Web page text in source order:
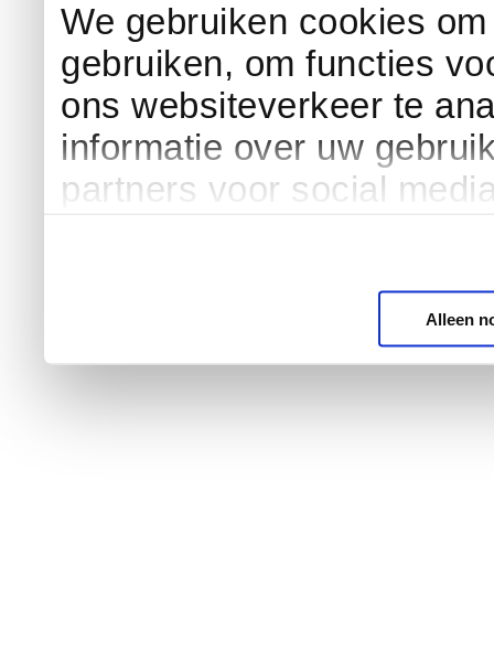
We gebruiken cookies
gebruiken, om functies
ons websiteverkeer te
informatie over uw
partners voor social
Alleen